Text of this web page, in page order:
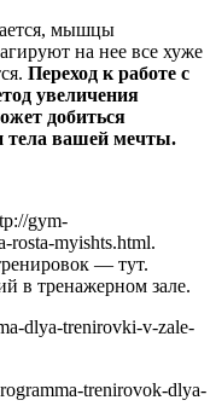
мышцы
на нее все хуже
Переход к работе с
увеличения
добиться
тела вашей мечты.
gym-
rosta-myishts.html.
— тут.
в тренажерном зале.
dlya-trenirovki-v-zale-
trenirovok-dlya-